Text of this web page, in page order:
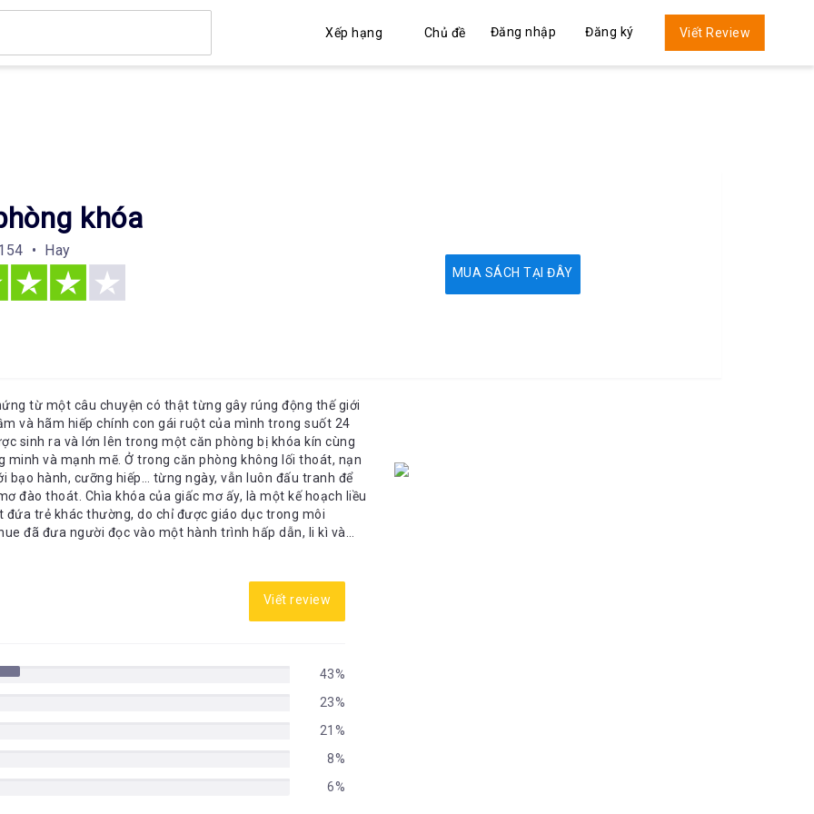
Xếp hạng Chủ đề Đăng nhập Đăng ký Viết Review
khóa
• Hay
MUA SÁCH TẠI ĐÂY
từ một câu chuyện có thật từng gây rúng động thế giới
và hãm hiếp chính con gái ruột của mình trong suốt 24
và mạnh mẽ. Ở trong căn phòng không lối thoát, nạn
bạo hành, cưỡng hiếp… từng ngày, vẫn luôn đấu tranh để
là một kế hoạch liều
đứa trẻ khác thường, do chỉ được giáo dục trong môi
đã đưa người đọc vào một hành trình hấp dẫn, li kì và
của hai mẹ con để thấy thế giới trong đó không chỉ giới
cuộc sống thực tế của hai mẹ con cũng đầy khủng
sống trong căn phòng khóa khiến Jack nhiều phen hoảng
người mẹ có thể vượt mọi trở ngại về không gian, địa
nên những điều tưởng chừng bất khả. Hiện thực
Emma Donoghue không quá khốc liệt nhưng vẫn chạm
thời gian cô gái ấy bị hại, có thể thấy được sự điềm tĩnh lạ
vài tuần…”. Sở thích bệnh hoạn đã khiến cô nữ sinh
cho một tên biến thái. Tưởng sẽ buông xuôi, tưởng
vẫn thúc giục bản thân phải nỗ lực hàng ngày. Thế mới
Viết review
43%
23%
21%
8%
6%